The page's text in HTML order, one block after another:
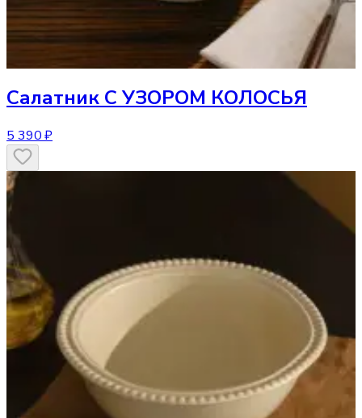
Салатник С УЗОРОМ КОЛОСЬЯ
5 390 ₽